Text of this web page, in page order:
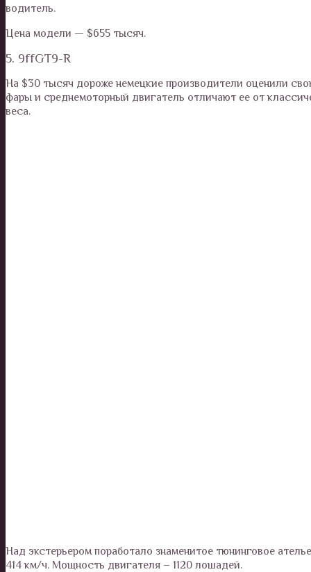
водитель.
Цена модели — $655 тысяч.
5. 9ffGT9-R
На $30 тысяч дороже немецкие производители оценили
фары и среднемоторный двигатель отличают ее от
веса.
Над экстерьером поработало знаменитое тюнинговое
414 км/ч. Мощность двигателя – 1120 лошадей.